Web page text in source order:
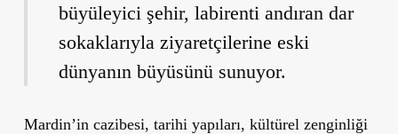
büyüleyici şehir, labirenti andıran dar
sokaklarıyla ziyaretçilerine eski
dünyanın büyüsünü sunuyor.
Mardin’in cazibesi, tarihi yapıları, kültürel zenginliği